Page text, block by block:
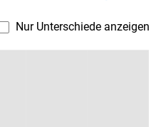
Nur Unterschiede anzeigen